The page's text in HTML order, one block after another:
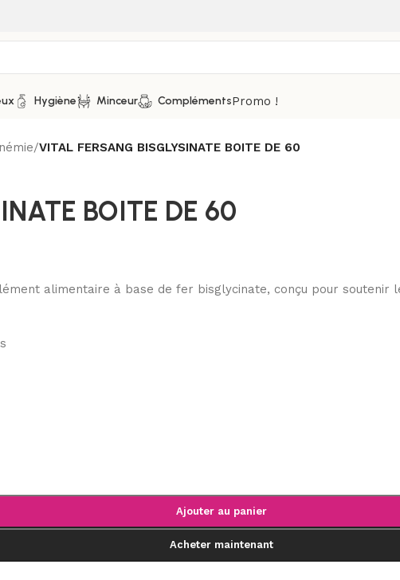
Hygiène Minceur ComplémentsPromo !
/VITAL FERSANG BISGLYSINATE BOITE DE 60
BOITE DE 60
alimentaire à base de fer bisglycinate, conçu pour
Ajouter au panier
Acheter maintenant